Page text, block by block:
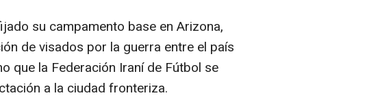
su campamento base en Arizona,
de visados por la guerra entre el país
que la Federación Iraní de Fútbol se
a la ciudad fronteriza.